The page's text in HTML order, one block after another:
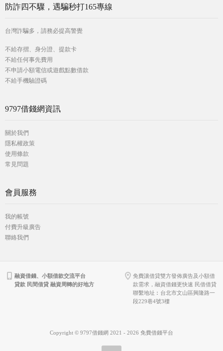
防詐四不驟，遇騙秒打165專線
台灣詐騙多，請務必提高警覺
不給存摺、身分證、提款卡
不給任何事先費用
不申請小額電信或遊戲點數借款
不給手機驗證碼
9797借錢網資訊
關於我們
隱私權政策
使用條款
常見問題
會員服務
我的帳號
付費升級廣告
聯絡我們
融資借錢、小額借款交流平台
貸款 民間借貸 融資周轉的好地方
免費讓借貸雙方發佈廣告及小額借
款需求，融資借錢更快速 民借借貸
聯繫地址︰台北市文山區興隆路一
段229巷4號3樓
Copyright © 9797借錢網 2021 - 2026 免費借錢平台